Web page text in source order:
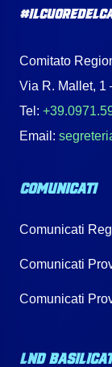
Comitato
Via R. Mallet, 1
Tel:
Email:
COMUNICATI
Comunicati
Comunicati
Comunicati
LND